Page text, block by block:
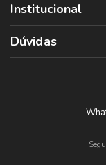
Institucional
Dúvidas